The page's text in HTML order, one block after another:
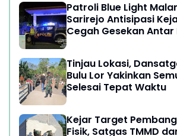
Patroli Blue Light
Sarirejo Antisipasi
Cegah Gesekan
Tinjau Lokasi,
Bulu Lor Yakinkan
Selesai Tepat Waktu
Kejar Target
Fisik, Satgas TMMD